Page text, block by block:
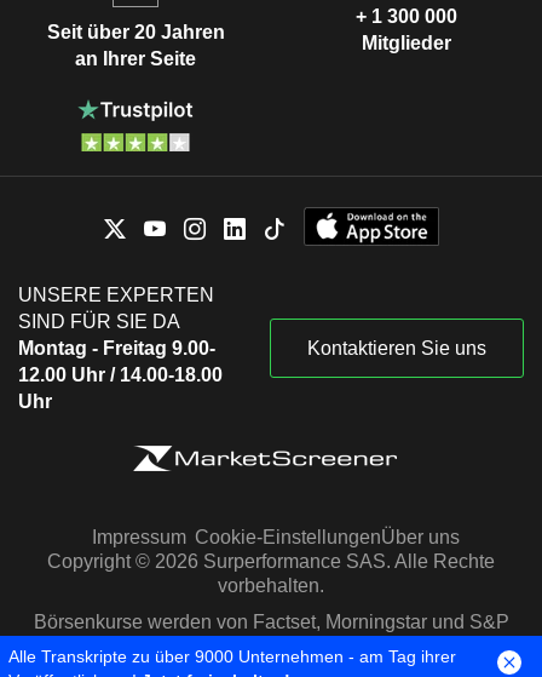
Seit über 20 Jahren
an Ihrer Seite
+ 1 300 000
Mitglieder
UNSERE EXPERTEN
SIND FÜR SIE DA
Montag - Freitag 9.00-
12.00 Uhr / 14.00-18.00
Uhr
Kontaktieren Sie uns
Impressum Cookie-EinstellungenÜber uns
Copyright © 2026 Surperformance SAS. Alle Rechte
vorbehalten.
Börsenkurse werden von Factset, Morningstar und S&P
Capital IQ zur Verfügung gestellt
Alle Transkripte zu über 9000 Unternehmen - am Tag ihrer